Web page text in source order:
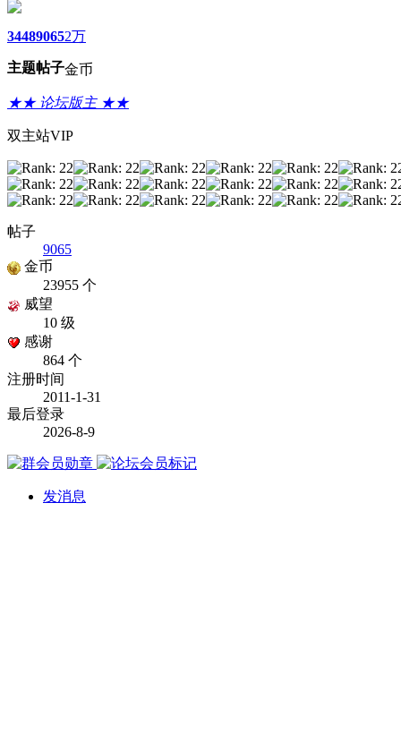
3448
主题
9065
帖子
2万
金币
★★ 论坛版主 ★★
双主站VIP
帖子
9065
金币
23955 个
威望
10 级
感谢
864 个
注册时间
2011-1-31
最后登录
2026-8-9
发消息